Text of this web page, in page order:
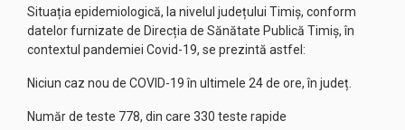
Situația epidemiologică, la nivelul județului Timiș, conform
datelor furnizate de Direcția de Sănătate Publică Timiș, în
contextul pandemiei Covid-19, se prezintă astfel:
Niciun caz nou de COVID-19 în ultimele 24 de ore, în județ.
Număr de teste 778, din care 330 teste rapide